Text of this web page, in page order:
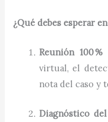
¿Qué debes esperar
Reunión 100
virtual, el
nota del caso y
Diagnóstico del